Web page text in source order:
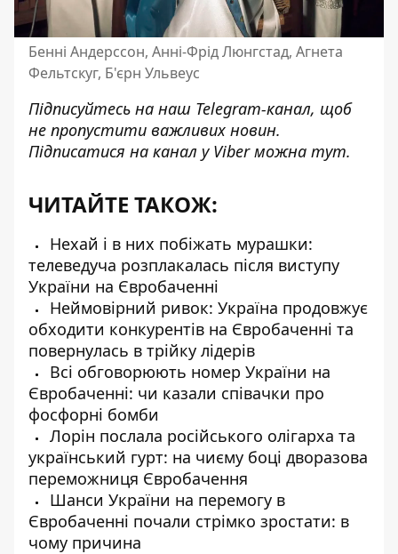
Бенні Андерссон, Анні-Фрід Люнгстад, Агнета
Фельтскуг, Б'єрн Ульвеус
Підписуйтесь на наш Telegram-канал, щоб
не пропустити важливих новин.
Підписатися на канал у Viber можна тут.
ЧИТАЙТЕ ТАКОЖ:
Нехай і в них побіжать мурашки:
телеведуча розплакалась після виступу
України на Євробаченні
Неймовірний ривок: Україна продовжує
обходити конкурентів на Євробаченні та
повернулась в трійку лідерів
Всі обговорюють номер України на
Євробаченні: чи казали співачки про
фосфорні бомби
Лорін послала російського олігарха та
український гурт: на чиєму боці дворазова
переможниця Євробачення
Шанси України на перемогу в
Євробаченні почали стрімко зростати: в
чому причина